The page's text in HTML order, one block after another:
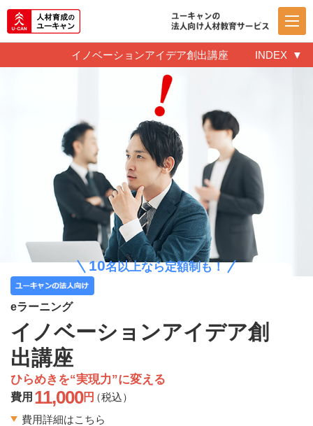
イノベーションアイデア創出講座 INDEX
eラーニング
イノベーションアイデア創
出講座
ひらめきを“実現力”に変える
費用 11,000円（税込）
費用詳細はこちら
10名以上なら定額制も！